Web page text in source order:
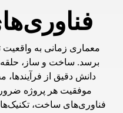
معماری زمانی به واقعیت
برسد. ساخت و ساز،
دانش دقیق از فرآیندها،
موفقیت هر پروژه
فناوری‌های ساخت،